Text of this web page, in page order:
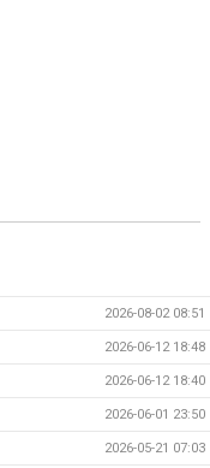
2026-08-02 08:51
2026-06-12 18:48
2026-06-12 18:40
2026-06-01 23:50
2026-05-21 07:03